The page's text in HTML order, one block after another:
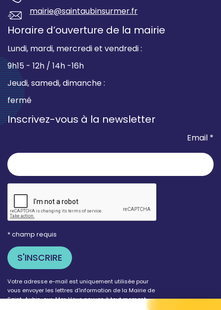
mairie@saintaubinsurmer.fr
Horaire d’ouverture de la mairie
Lundi, mardi, mercredi et vendredi :
9h15 - 12h / 14h -16h
Jeudi, samedi, dimanche :
fermé
Inscrivez-vous à la newsletter
Email *
* champ requis
Votre adresse e-mail est uniquement utilisée pour
vous envoyer les lettres d'information de la Mairie de
Saint-Aubin-sur-Mer. Vous pouvez à tout moment